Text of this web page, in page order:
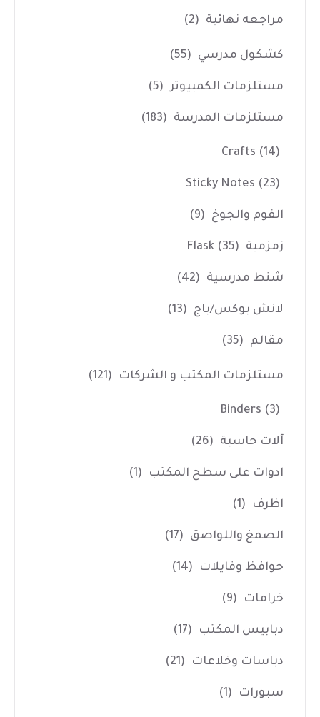
مراجعه نهائية (2)
كشكول مدرسي (55)
مستلزمات الكمبيوتر (5)
مستلزمات المدرسة (183)
Crafts (14)
Sticky Notes (23)
الفوم والجوخ (9)
زمزمية Flask (35)
شنط مدرسية (42)
لانش بوكس/باج (13)
مقالم (35)
مستلزمات المكتب و الشركات (121)
Binders (3)
آلات حاسبة (26)
ادوات على سطح المكتب (1)
اظرف (1)
الصمغ واللواصق (17)
حوافظ وفايلات (14)
خرامات (9)
دبابيس المكتب (17)
دباسات وخلاعات (21)
سبورات (1)